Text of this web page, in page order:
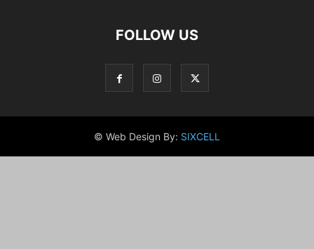
FOLLOW US
© Web Design By: SIXCELL